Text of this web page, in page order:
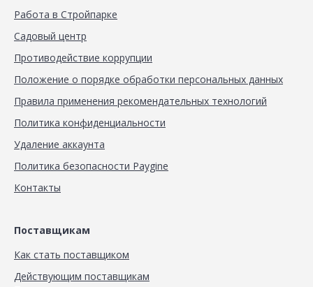
Работа в Стройпарке
Садовый центр
Противодействие коррупции
Положение о порядке обработки персональных данных
Правила применения рекомендательных технологий
Политика конфиденциальности
Удаление аккаунта
Политика безопасности Paygine
Контакты
Поставщикам
Как стать поставщиком
Действующим поставщикам